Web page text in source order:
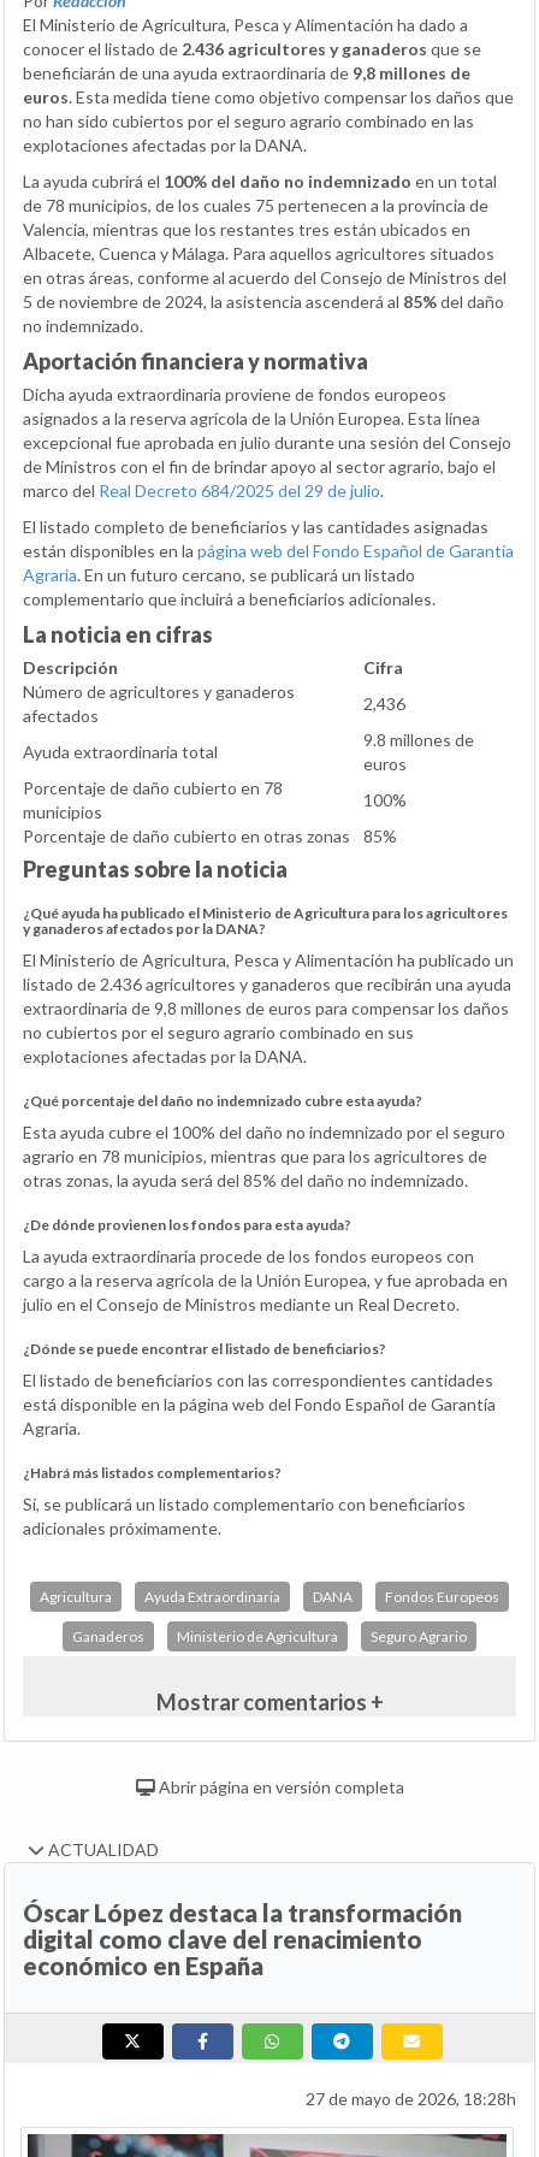
El Ministerio de Agricultura, Pesca y Alimentación ha dado a
conocer el listado de 2.436 agricultores y ganaderos que se
beneficiarán de una ayuda extraordinaria de 9,8 millones de
euros. Esta medida tiene como objetivo compensar los daños que
no han sido cubiertos por el seguro agrario combinado en las
explotaciones afectadas por la DANA.
La ayuda cubrirá el 100% del daño no indemnizado en un total
de 78 municipios, de los cuales 75 pertenecen a la provincia de
Valencia, mientras que los restantes tres están ubicados en
Albacete, Cuenca y Málaga. Para aquellos agricultores situados
en otras áreas, conforme al acuerdo del Consejo de Ministros del
5 de noviembre de 2024, la asistencia ascenderá al 85%del daño
no indemnizado.
Aportación financiera y normativa
Dicha ayuda extraordinaria proviene de fondos europeos
asignados a la reserva agrícola de la Unión Europea. Esta línea
excepcional fue aprobada en julio durante una sesión del Consejo
de Ministros con el fin de brindar apoyo al sector agrario, bajo el
marco del Real Decreto 684/2025 del 29 de julio.
El listado completo de beneficiarios y las cantidades asignadas
están disponibles en la página web del Fondo Español de Garantía
Agraria. En un futuro cercano, se publicará un listado
complementario que incluirá a beneficiarios adicionales.
La noticia en cifras
Descripción
Cifra
Número de agricultores y ganaderos
afectados
2,436
Ayuda extraordinaria total
9.8 millones de
euros
Porcentaje de daño cubierto en 78
municipios
100%
Porcentaje de daño cubierto en otras zonas
85%
Preguntas sobre la noticia
¿Qué ayuda ha publicado el Ministerio de Agricultura para los agricultores
y ganaderos afectados por la DANA?
El Ministerio de Agricultura, Pesca y Alimentación ha publicado un
listado de 2.436 agricultores y ganaderos que recibirán una ayuda
extraordinaria de 9,8 millones de euros para compensar los daños
no cubiertos por el seguro agrario combinado en sus
explotaciones afectadas por la DANA.
¿Qué porcentaje del daño no indemnizado cubre esta ayuda?
Esta ayuda cubre el 100% del daño no indemnizado por el seguro
agrario en 78 municipios, mientras que para los agricultores de
otras zonas, la ayuda será del 85% del daño no indemnizado.
¿De dónde provienen los fondos para esta ayuda?
La ayuda extraordinaria procede de los fondos europeos con
cargo a la reserva agrícola de la Unión Europea, y fue aprobada en
julio en el Consejo de Ministros mediante un Real Decreto.
¿Dónde se puede encontrar el listado de beneficiarios?
El listado de beneficiarios con las correspondientes cantidades
está disponible en la página web del Fondo Español de Garantía
Agraria.
¿Habrá más listados complementarios?
Sí, se publicará un listado complementario con beneficiarios
adicionales próximamente.
Agricultura Ayuda Extraordinaria DANA Fondos Europeos
Ganaderos Ministerio de Agricultura Seguro Agrario
Mostrar comentarios +
Abrir página en versión completa
ACTUALIDAD
Óscar López destaca la transformación
digital como clave del renacimiento
económico en España
27 de mayo de 2026, 18:28h